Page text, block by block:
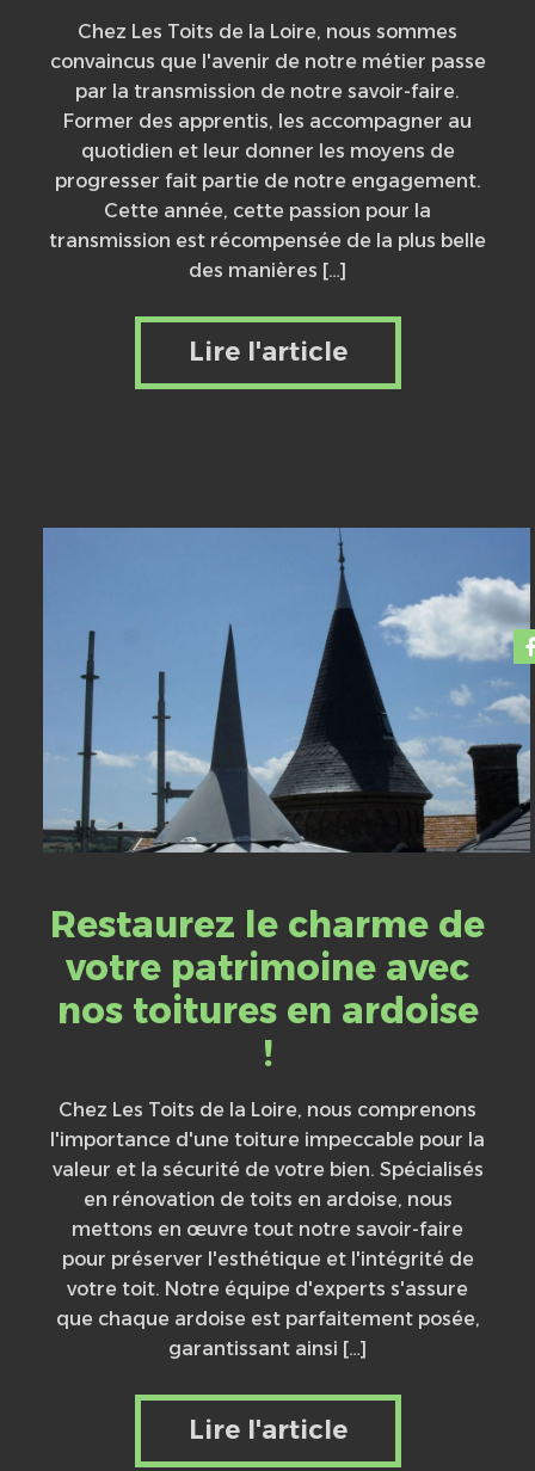
Chez Les Toits de la Loire, nous sommes
convaincus que l'avenir de notre métier passe
par la transmission de notre savoir-faire.
Former des apprentis, les accompagner au
quotidien et leur donner les moyens de
progresser fait partie de notre engagement.
Cette année, cette passion pour la
transmission est récompensée de la plus belle
des manières […]
Lire l'article
Restaurez le charme de
votre patrimoine avec
nos toitures en ardoise
!
Chez Les Toits de la Loire, nous comprenons
l'importance d'une toiture impeccable pour la
valeur et la sécurité de votre bien. Spécialisés
en rénovation de toits en ardoise, nous
mettons en œuvre tout notre savoir-faire
pour préserver l'esthétique et l'intégrité de
votre toit. Notre équipe d'experts s'assure
que chaque ardoise est parfaitement posée,
garantissant ainsi […]
Lire l'article